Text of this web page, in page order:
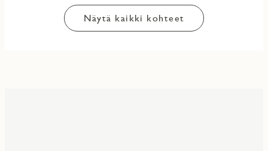
Näytä kaikki kohteet